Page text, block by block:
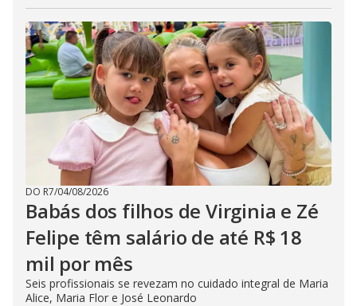
DO R7/04/08/2026
Babás dos filhos de Virginia e Zé
Felipe têm salário de até R$ 18
mil por mês
Seis profissionais se revezam no cuidado integral de Maria
Alice, Maria Flor e José Leonardo